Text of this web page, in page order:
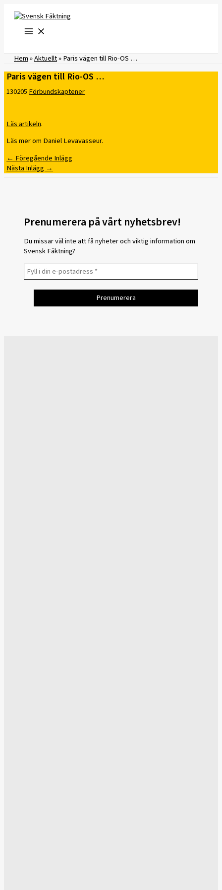
innehåll
Hem»Aktuellt»Paris vägen till Rio-OS …
Paris vägen till Rio-OS …
130205Förbundskaptener
Läs artikeln.
Läs mer om Daniel Levavasseur.
← Föregående Inlägg
Nästa Inlägg →
Prenumerera på vårt nyhetsbrev!
Du missar väl inte att få nyheter och viktig information om
Svensk Fäktning?